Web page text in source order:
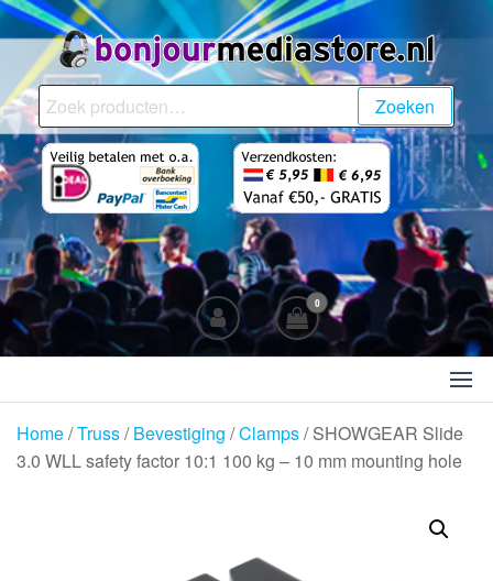
Ga
naar
inhoudBonjourMediaStore.nl
Professionals in
Zoeken
naar:
Zoeken
0
Home/Truss/Bevestiging /Clamps/ SHOWGEAR Slide
3.0 WLL safety factor 10:1 100 kg – 10 mm mounting hole